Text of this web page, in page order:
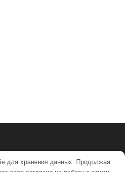
для хранения данных. Продолжая